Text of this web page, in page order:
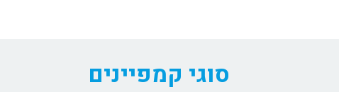
סוגי קמפיינים